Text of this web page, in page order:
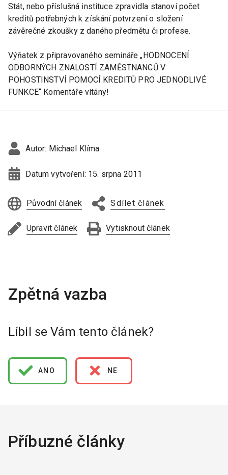
Stát, nebo příslušná instituce zpravidla stanoví počet
kreditů potřebných k získání potvrzení o složení
závěrečné zkoušky z daného předmětu či profese.
Výňatek z připravovaného semináře „HODNOCENÍ
ODBORNÝCH ZNALOSTÍ ZAMĚSTNANCŮ V
POHOSTINSTVÍ POMOCÍ KREDITŮ PRO JEDNODLIVÉ
FUNKCE“ Komentáře vítány!
Autor: Michael Klíma
Datum vytvoření: 15. srpna 2011
Původní článek Sdílet článek
Upravit článek Vytisknout článek
Líbil se Vám tento článek?
ANO NE
Příbuzné články